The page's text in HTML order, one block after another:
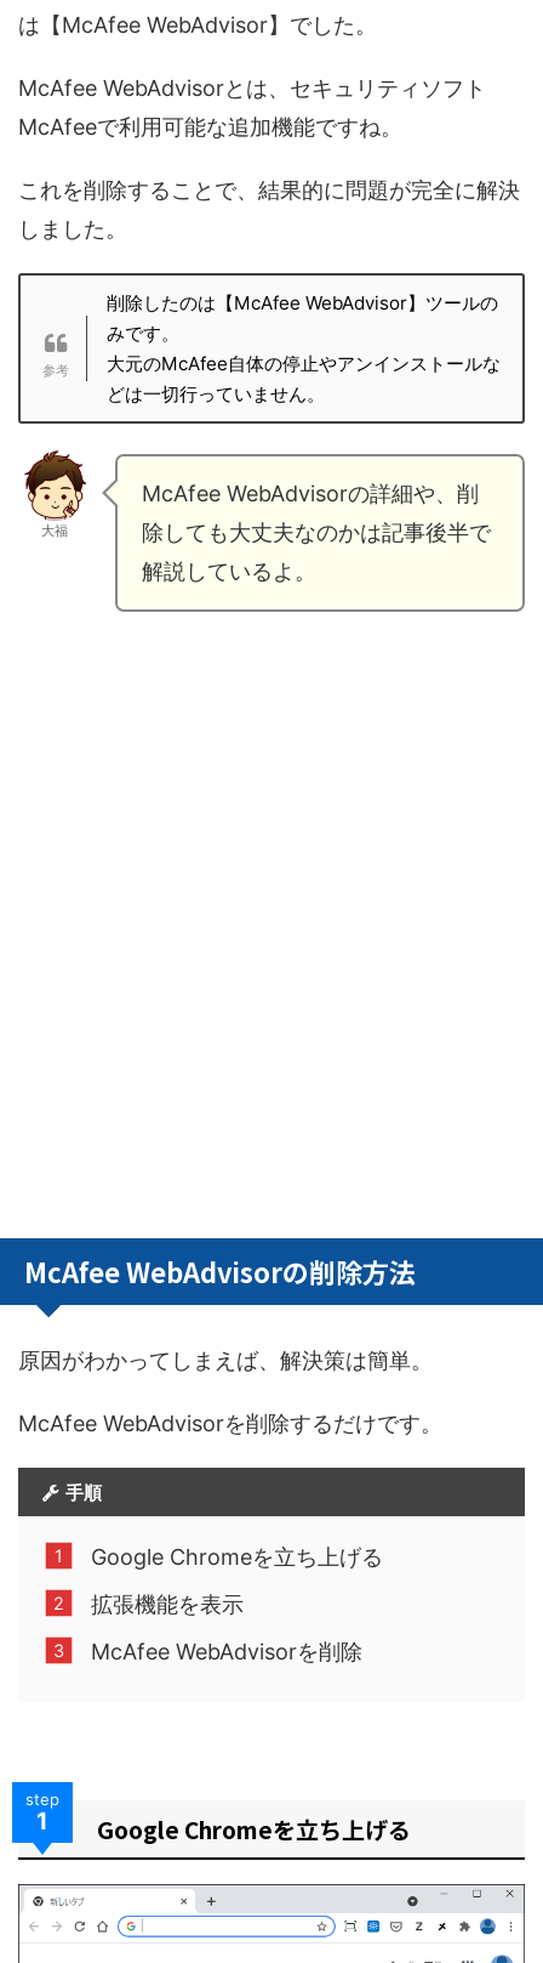
は【McAfee WebAdvisor】でした。
McAfee WebAdvisorとは、セキュリティソフト
McAfeeで利用可能な追加機能ですね。
これを削除することで、結果的に問題が完全に解決
しました。
削除したのは【McAfee WebAdvisor】ツールの
みです。
大元のMcAfee自体の停止やアンインストールな
どは一切行っていません。
大福
McAfee WebAdvisorの詳細や、削
除しても大丈夫なのかは記事後半で
解説しているよ。
McAfee WebAdvisorの削除方法
原因がわかってしまえば、解決策は簡単。
McAfee WebAdvisorを削除するだけです。
手順
Google Chromeを立ち上げる
拡張機能を表示
McAfee WebAdvisorを削除
step
1 Google Chromeを立ち上げる